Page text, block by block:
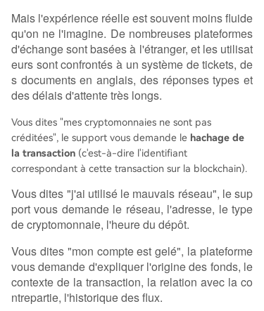
Mais l'expérience réelle est souvent moins fluide
qu'on ne l'imagine. De nombreuses plateformes
d'échange sont basées à l'étranger, et les utilisat
eurs sont confrontés à un système de tickets, de
s documents en anglais, des réponses types et
des délais d'attente très longs.
Vous dites "mes cryptomonnaies ne sont pas
créditées", le support vous demande le hachage de
la transaction (c'est-à-dire l'identifiant
correspondant à cette transaction sur la blockchain).
Vous dites "j'ai utilisé le mauvais réseau", le sup
port vous demande le réseau, l'adresse, le type
de cryptomonnaie, l'heure du dépôt.
Vous dites "mon compte est gelé", la plateforme
vous demande d'expliquer l'origine des fonds, le
contexte de la transaction, la relation avec la co
ntrepartie, l'historique des flux.